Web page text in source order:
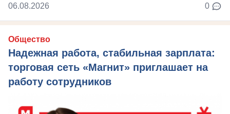
06.08.2026 0
Общество
Надежная работа, стабильная зарплата:
торговая сеть «Магнит» приглашает на
работу сотрудников